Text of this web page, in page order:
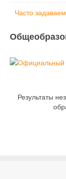
Часто
Результаты